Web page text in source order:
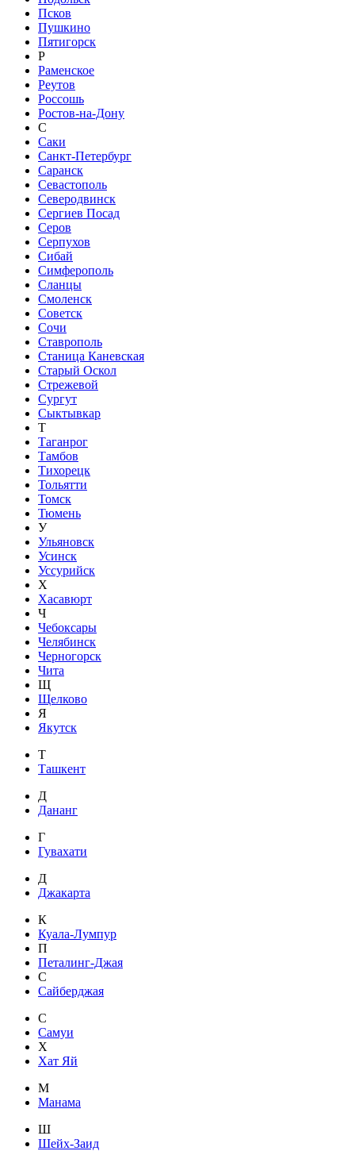
Псков
Пушкино
Пятигорск
Р
Раменское
Реутов
Россошь
Ростов-на-Дону
С
Саки
Санкт-Петербург
Саранск
Севастополь
Северодвинск
Сергиев Посад
Серов
Серпухов
Сибай
Симферополь
Сланцы
Смоленск
Советск
Сочи
Ставрополь
Станица Каневская
Старый Оскол
Стрежевой
Сургут
Сыктывкар
Т
Таганрог
Тамбов
Тихорецк
Тольятти
Томск
Тюмень
У
Ульяновск
Усинск
Уссурийск
Х
Хасавюрт
Ч
Чебоксары
Челябинск
Черногорск
Чита
Щ
Щелково
Я
Якутск
Т
Ташкент
Д
Дананг
Г
Гувахати
Д
Джакарта
К
Куала-Лумпур
П
Петалинг-Джая
С
Сайберджая
С
Самуи
Х
Хат Яй
М
Манама
Ш
Шейх-Заид